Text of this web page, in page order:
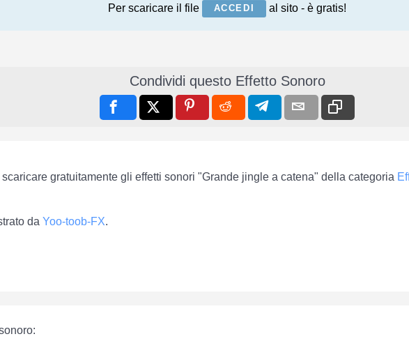
Per scaricare il file ACCEDI al sito - è gratis!
Condividi questo Effetto Sonoro
gratuitamente gli effetti sonori "Grande jingle a catena" della categoria
da Yoo-toob-FX.